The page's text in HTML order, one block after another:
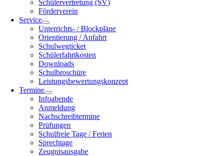
Schülervertretung (SV)
Förderverein
Service
Unterrichts- / Blockpläne
Orientierung / Anfahrt
Schulwegticket
Schülerfahrtkosten
Downloads
Schulbroschüre
Leistungsbewertungskonzept
Termine
Infoabende
Anmeldung
Nachschreibtermine
Prüfungen
Schulfreie Tage / Ferien
Sprechtage
Zeugnisausgabe